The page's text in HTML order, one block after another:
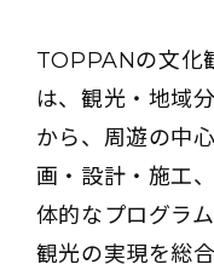
TOPPANの文化
は、観光・地域
から、周遊の中
画・設計・施工
体的なプログラ
観光の実現を総